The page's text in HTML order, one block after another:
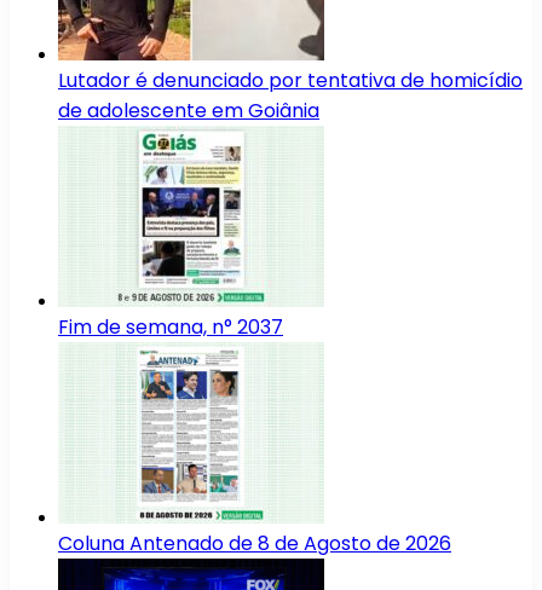
Lutador é denunciado por tentativa de homicídio
de adolescente em Goiânia
Fim de semana, n° 2037
Coluna Antenado de 8 de Agosto de 2026